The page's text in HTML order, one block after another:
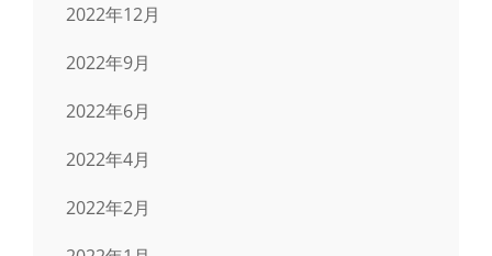
2022年12月
2022年9月
2022年6月
2022年4月
2022年2月